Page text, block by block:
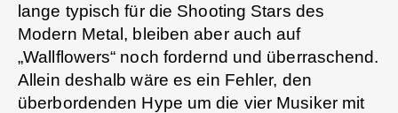
lange typisch für die Shooting Stars des
Modern Metal, bleiben aber auch auf
„Wallflowers“ noch fordernd und überraschend.
Allein deshalb wäre es ein Fehler, den
überbordenden Hype um die vier Musiker mit